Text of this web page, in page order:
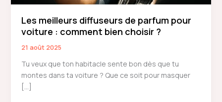
Les meilleurs diffuseurs de parfum pour
voiture : comment bien choisir ?
21 août 2025
Tu veux que ton habitacle sente bon dès que tu
montes dans ta voiture ? Que ce soit pour masquer
[…]